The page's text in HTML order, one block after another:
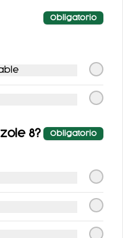
1
Obligatorio
8? Obligatorio